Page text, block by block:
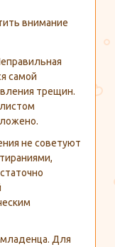
внимание
самой
трещин.
не советуют
младенца. Для